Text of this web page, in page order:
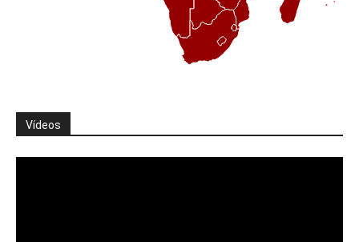
Vídeos